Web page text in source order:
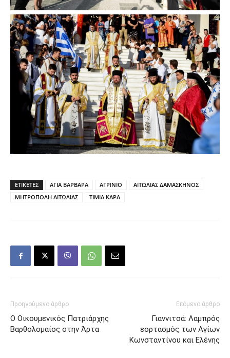
ΕΤΙΚΕΤΕΣ ΑΓΙΑ ΒΑΡΒΑΡΑ ΑΓΡΙΝΙΟ
ΑΙΤΩΛΙΑΣ ΔΑΜΑΣΚΗΝΟΣ
ΜΗΤΡΟΠΟΛΗ ΑΙΤΩΛΙΑΣ
ΤΙΜΙΑ ΚΑΡΑ
Προηγούμενο άρθρο
Ο Οικουμενικός Πατριάρχης
Βαρθολομαίος στην Άρτα
Επόμενο άρθρο
Γιαννιτσά: Λαμπρός
εορτασμός των Αγίων
Κωνσταντίνου και Ελένης